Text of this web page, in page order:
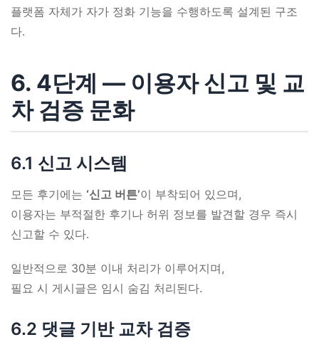
플랫폼 자체가 자가 정화 기능을 수행하도록 설계된 구조
다.
6. 4단계 ― 이용자 신고 및 교
차 검증 문화
6.1 신고 시스템
모든 후기에는 ‘신고 버튼’이 부착되어 있으며,
이용자는 부적절한 후기나 허위 정보를 발견할 경우 즉시
신고할 수 있다.
일반적으로 30분 이내 처리가 이루어지며,
필요 시 게시글은 임시 숨김 처리된다.
6.2 댓글 기반 교차 검증